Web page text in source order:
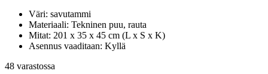
Väri: savutammi
Materiaali: Tekninen puu, rauta
Mitat: 201 x 35 x 45 cm (L x S x K)
Asennus vaaditaan: Kyllä
48 varastossa